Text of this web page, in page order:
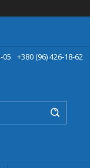
05 +380 (96) 426-18-62